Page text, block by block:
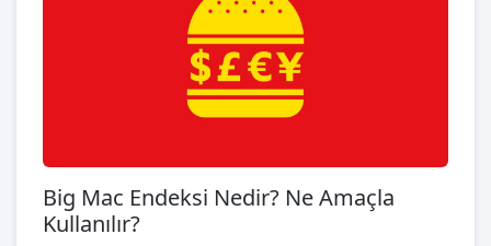
Big Mac Endeksi Nedir? Ne Amaçla
Kullanılır?